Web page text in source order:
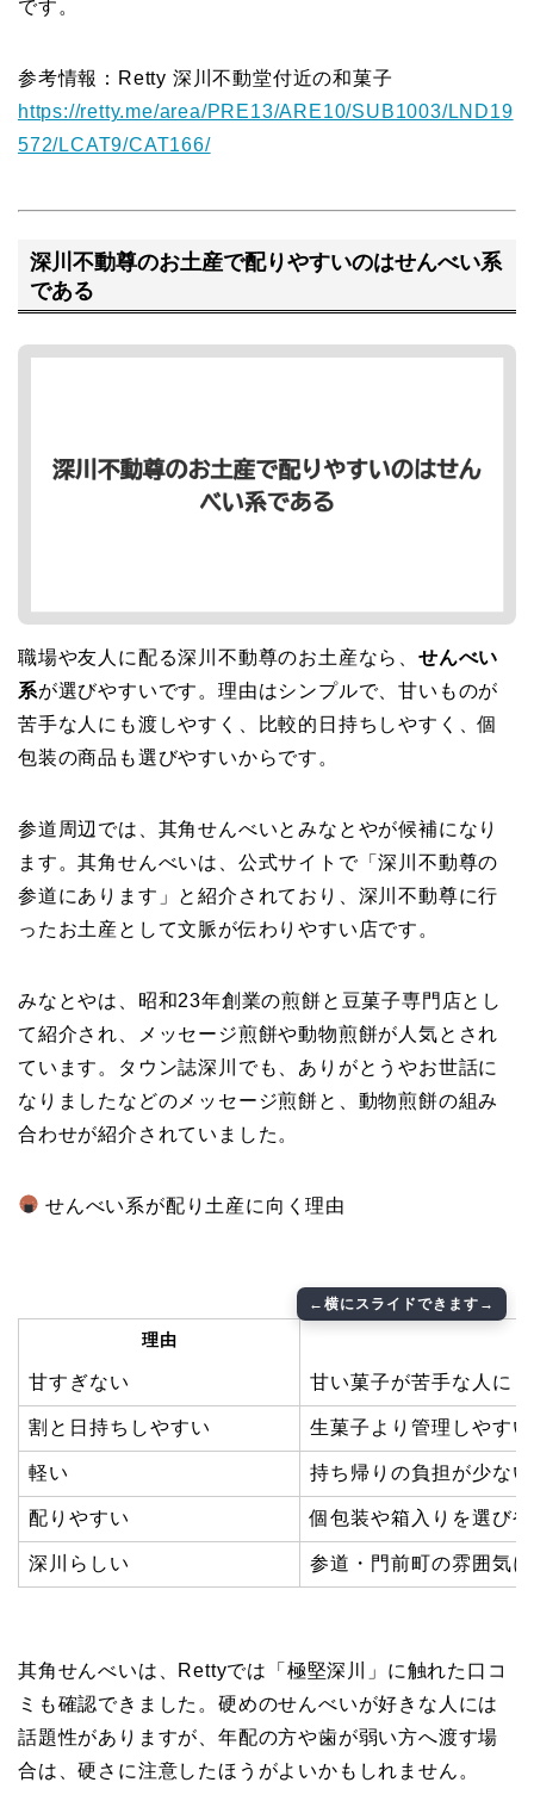
です。
参考情報：Retty 深川不動堂付近の和菓子
https://retty.me/area/PRE13/ARE10/SUB1003/LND19
572/LCAT9/CAT166/
深川不動尊のお土産で配りやすいのはせんべい系
である
職場や友人に配る深川不動尊のお土産なら、 せんべい
系が選びやすいです。理由はシンプルで、甘いものが
苦手な人にも渡しやすく、比較的日持ちしやすく、個
包装の商品も選びやすいからです。
参道周辺では、其角せんべいとみなとやが候補になり
ます。其角せんべいは、公式サイトで「深川不動尊の
参道にあります」と紹介されており、深川不動尊に行
ったお土産として文脈が伝わりやすい店です。
みなとやは、昭和23年創業の煎餅と豆菓子専門店とし
て紹介され、メッセージ煎餅や動物煎餅が人気とされ
ています。タウン誌深川でも、ありがとうやお世話に
なりましたなどのメッセージ煎餅と、動物煎餅の組み
合わせが紹介されていました。
せんべい系が配り土産に向く理由
理由
甘すぎない 甘い菓子が苦手な人に
割と日持ちしやすい 生菓子より管理しやす
軽い 持ち帰りの負担が少ない
配りやすい 個包装や箱入りを選び
深川らしい 参道・門前町の雰囲気
其角せんべいは、Rettyでは「極堅深川」に触れた口コ
ミも確認できました。硬めのせんべいが好きな人には
話題性がありますが、年配の方や歯が弱い方へ渡す場
合は、硬さに注意したほうがよいかもしれません。